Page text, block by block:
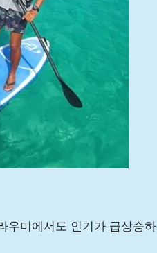
우미에서도 인기가 급상승하